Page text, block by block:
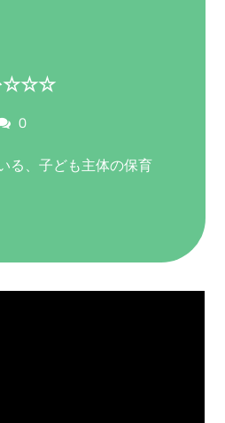
☆☆☆
Comments
0
る、子ども主体の保育